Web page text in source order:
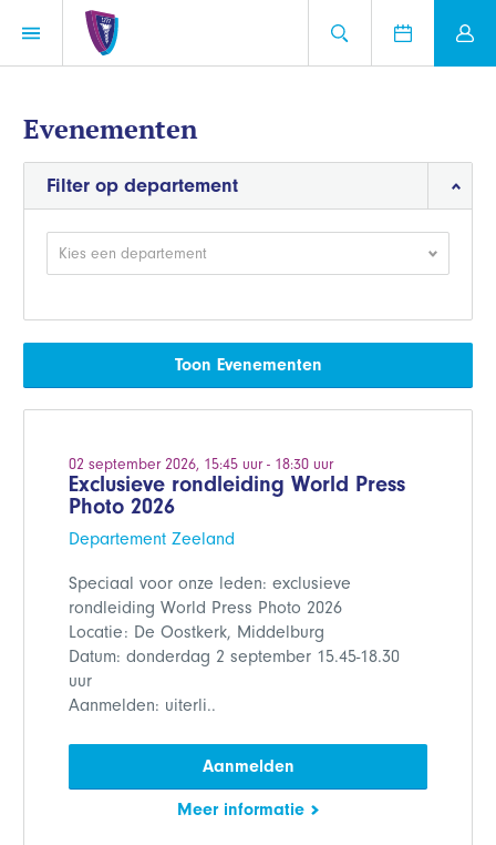
Evenementen
Filter op departement
Kies een departement
Toon Evenementen
02 september 2026, 15:45 uur - 18:30 uur
Exclusieve rondleiding World Press
Photo 2026
Departement Zeeland
Speciaal voor onze leden: exclusieve
rondleiding World Press Photo 2026
Locatie: De Oostkerk, Middelburg
Datum: donderdag 2 september 15.45-18.30
uur
Aanmelden: uiterli..
Aanmelden
Meer informatie